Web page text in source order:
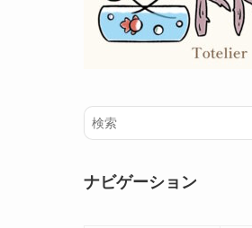
ナビゲーション